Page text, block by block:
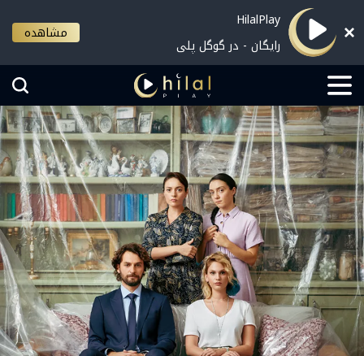
HilalPlay
رایگان - در گوگل پلی
مشاهده